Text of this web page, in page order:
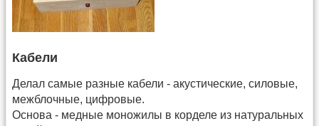
Кабели
Делал самые разные кабели - акустические, силовые,
межблочные, цифровые.
Основа - медные моножилы в корделе из натуральных